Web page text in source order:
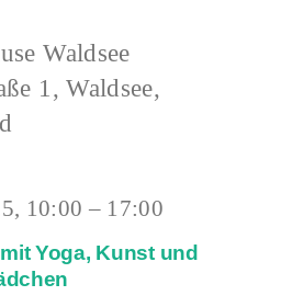
Waldsee
1, Waldsee,
Yoga, Kunst und
10:00 – 17:00